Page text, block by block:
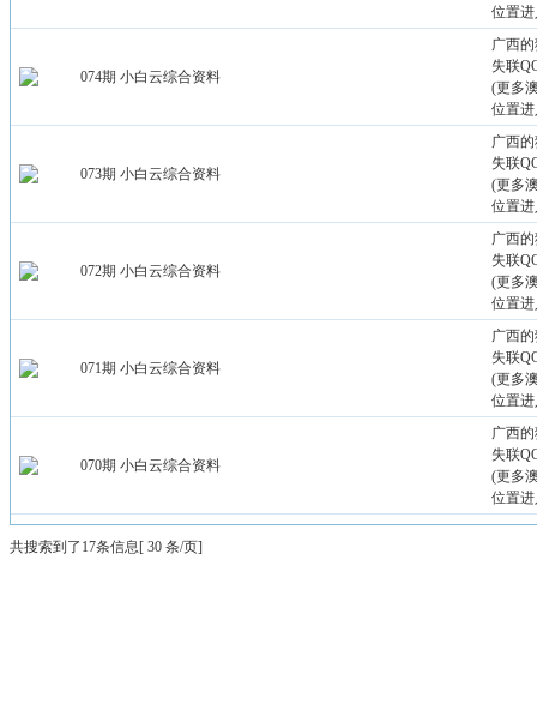
位置
074期 小白云综合资料
广西
失联
(更多
位置
073期 小白云综合资料
广西
失联
(更多
位置
072期 小白云综合资料
广西
失联
(更多
位置
071期 小白云综合资料
广西
失联
(更多
位置
070期 小白云综合资料
广西
失联
(更多
位置
共搜索到了17条信息[ 30 条/页]